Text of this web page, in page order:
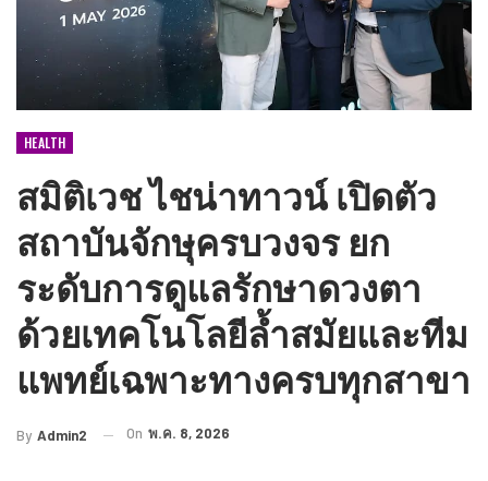
HEALTH
สมิติเวช ไชน่าทาวน์ เปิดตัว
สถาบันจักษุครบวงจร ยก
ระดับการดูแลรักษาดวงตา
ด้วยเทคโนโลยีล้ำสมัยและทีม
แพทย์เฉพาะทางครบทุกสาขา
By Admin2 On พ.ค. 8, 2026